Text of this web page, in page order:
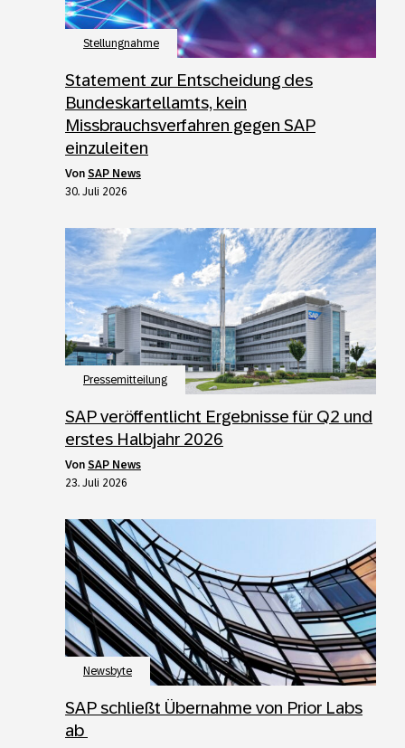
Stellungnahme
Statement zur Entscheidung des
Bundeskartellamts, kein
Missbrauchsverfahren gegen SAP
einzuleiten
von SAP News
30. Juli 2026
Pressemitteilung
SAP veröffentlicht Ergebnisse für Q2 und
erstes Halbjahr 2026
von SAP News
23. Juli 2026
Newsbyte
SAP schließt Übernahme von Prior Labs
ab